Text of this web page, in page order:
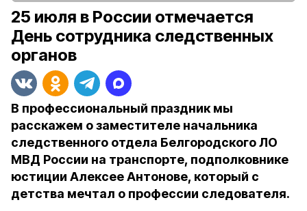
25 июля в России отмечается
День сотрудника следственных
органов
В профессиональный праздник мы
расскажем о заместителе начальника
следственного отдела Белгородского ЛО
МВД России на транспорте, подполковнике
юстиции Алексее Антонове, который с
детства мечтал о профессии следователя.